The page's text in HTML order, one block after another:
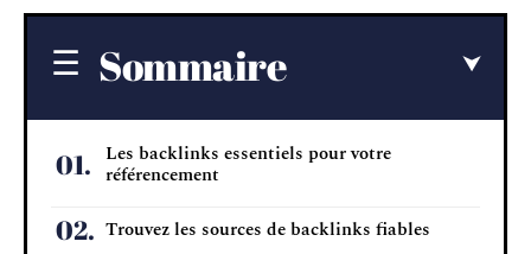
Sommaire
Les backlinks essentiels pour votre
référencement
Trouvez les sources de backlinks fiables